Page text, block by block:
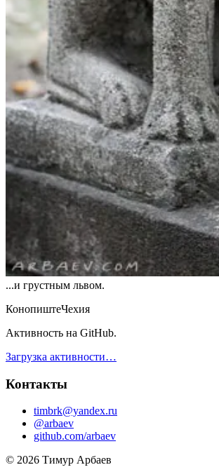
...и грустным львом.
КонопиштеЧехия
Активность на GitHub.
Загрузка активности…
Контакты
timbrk@yandex.ru
@arbaev
github.com/arbaev
© 2026 Тимур Арбаев